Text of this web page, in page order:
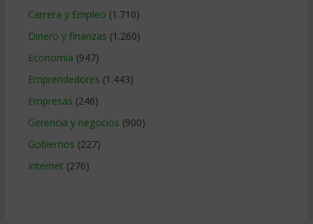
Carrera y Empleo (1.710)
Dinero y finanzas (1.260)
Economía (947)
Emprendedores (1.443)
Empresas (246)
Gerencia y negocios (900)
Gobiernos (227)
Internet (276)